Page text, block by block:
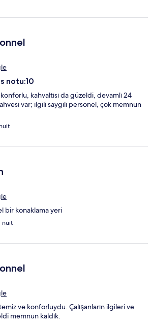
notu:10
kahvaltısı da güzeldi, devamlı 24
var; ilgili saygılı personel, çok memnun
bir konaklama yeri
nuit
ve konforluydu. Çalışanların ilgileri ve
memnun kaldık.